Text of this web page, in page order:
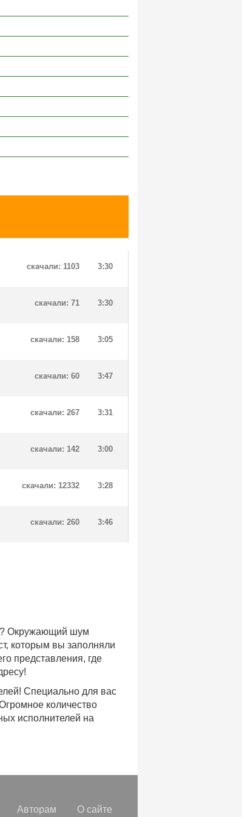
3:30
скачали: 1103
3:30
скачали: 71
3:05
скачали: 158
3:47
скачали: 60
3:31
скачали: 267
3:00
скачали: 142
3:28
скачали: 12332
3:46
скачали: 260
Окружающий шум
которым вы заполняли
представления, где
Специально для вас
количество
исполнителей на
с возможностью
и нынешних годов,
это только на
самые лучшие
Авторам О сайте